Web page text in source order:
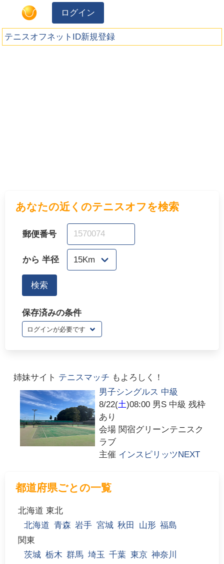
ログイン
テニスオフネットID新規登録
あなたの近くのテニスオフを検索
保存済みの条件
姉妹サイト テニスマッチ もよろしく！
男子シングルス 中級
8/22(土)08:00 男S 中級 残枠
あり
会場 関宿グリーンテニスク
ラブ
主催 インスピリッツNEXT
都道府県ごとの一覧
北海道 東北
北海道 青森 岩手 宮城 秋田 山形 福島
関東
茨城 栃木 群馬 埼玉 千葉 東京 神奈川